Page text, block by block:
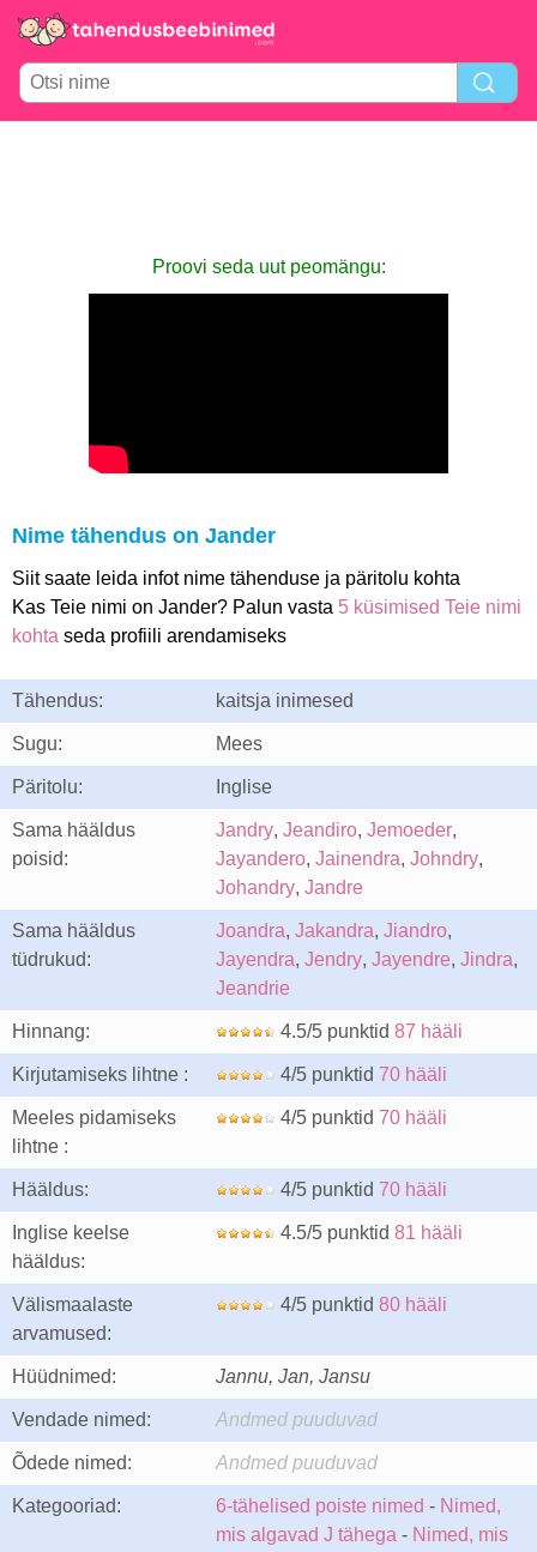
Proovi seda uut peomängu:
Nime tähendus on Jander
Siit saate leida infot nime tähenduse ja päritolu kohta
Kas Teie nimi on Jander? Palun vasta 5 küsimised Teie nimi
kohta seda profiili arendamiseks
Tähendus: kaitsja inimesed
Sugu: Mees
Päritolu: Inglise
Sama hääldus
poisid:
Jandry, Jeandiro, Jemoeder,
Jayandero, Jainendra, Johndry,
Johandry, Jandre
Sama hääldus
tüdrukud:
Joandra, Jakandra, Jiandro,
Jayendra, Jendry, Jayendre, Jindra,
Jeandrie
Hinnang: 4.5/5 punktid 87 hääli
Kirjutamiseks lihtne : 4/5 punktid 70 hääli
Meeles pidamiseks
lihtne :
4/5 punktid 70 hääli
Hääldus: 4/5 punktid 70 hääli
Inglise keelse
hääldus:
4.5/5 punktid 81 hääli
Välismaalaste
arvamused:
4/5 punktid 80 hääli
Hüüdnimed: Jannu, Jan, Jansu
Vendade nimed: Andmed puuduvad
Õdede nimed: Andmed puuduvad
Kategooriad: 6-tähelised poiste nimed - Nimed,
mis algavad J tähega - Nimed, mis